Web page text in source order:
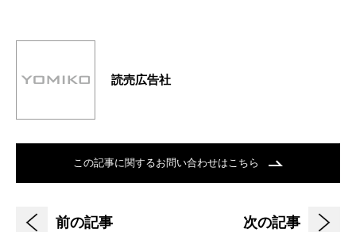
読売広告社
この記事に関するお問い合わせはこちら
前の記事 次の記事